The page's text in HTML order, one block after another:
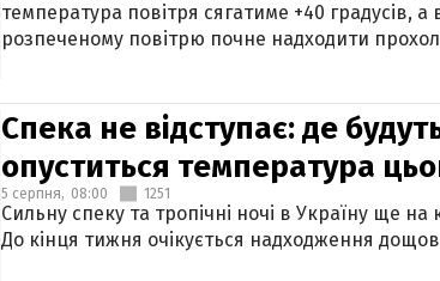
температура повітря сягатиме +40 градусів,
розпеченому повітрю почне надходити
Спека не відступає: де
опуститься температура
5 серпня, 08:00 1251
Сильну спеку та тропічні ночі в Україну ще
До кінця тижня очікується надходження